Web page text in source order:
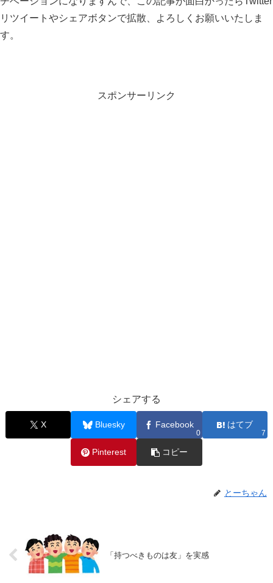
リツイートやシェアボタンで拡散、よろしくお願いいたしま
す。
スポンサーリンク
シェアする
X Bluesky Facebook
0
はてブ
7
Pinterest コピー
とーちゃん
「持つべきものは友」を実感